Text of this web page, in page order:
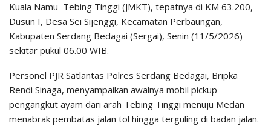
Kuala Namu–Tebing Tinggi (JMKT), tepatnya di KM 63.200,
Dusun I, Desa Sei Sijenggi, Kecamatan Perbaungan,
Kabupaten Serdang Bedagai (Sergai), Senin (11/5/2026)
sekitar pukul 06.00 WIB.
Personel PJR Satlantas Polres Serdang Bedagai, Bripka
Rendi Sinaga, menyampaikan awalnya mobil pickup
pengangkut ayam dari arah Tebing Tinggi menuju Medan
menabrak pembatas jalan tol hingga terguling di badan jalan.